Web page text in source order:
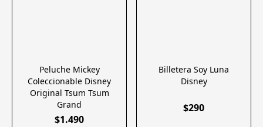
Peluche Mickey
Coleccionable Disney
Original Tsum Tsum
Grand
$1.490
Billetera Soy Luna
Disney
$290